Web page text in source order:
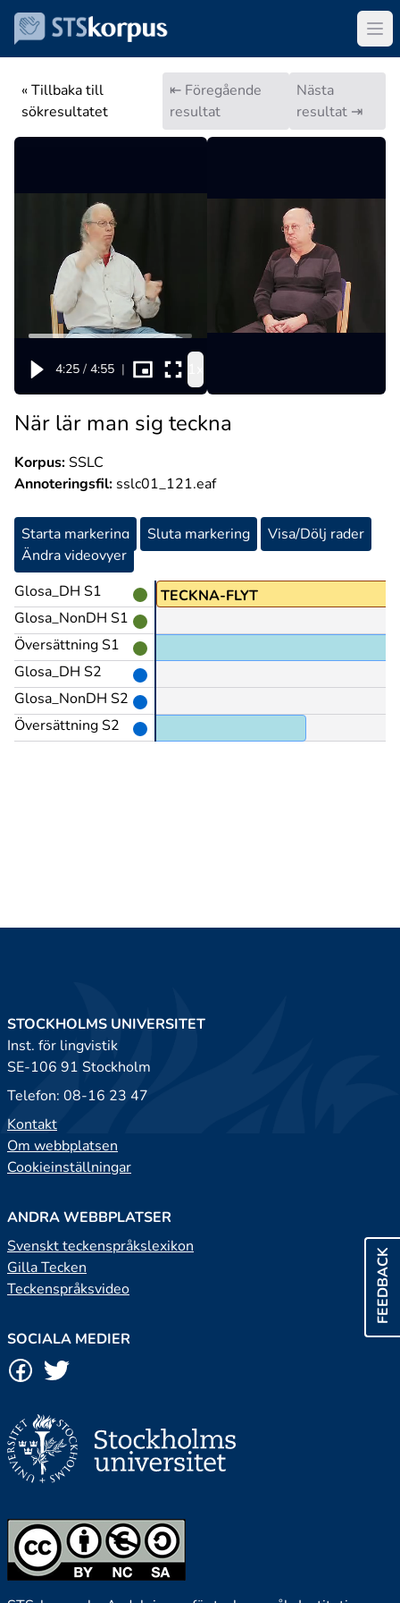
« Tillbaka till
sökresultatet
⇤ Föregående
resultat
Nästa
resultat ⇥
4:25 / 4:55 |
När lär man sig teckna
Korpus:SSLC
Annoteringsfil: sslc01_121.eaf
Starta markering Sluta markering
Visa/Dölj rader
Ändra videovyer
Glosa_DH S1
Glosa_NonDH S1
Översättning S1
Glosa_DH S2
Glosa_NonDH S2
Översättning S2
TECKNA-FLYT
FEEDBACK
STOCKHOLMS UNIVERSITET
Inst. för lingvistik
SE-106 91 Stockholm
Telefon: 08-16 23 47
Kontakt
Om webbplatsen
Cookieinställningar
ANDRA WEBBPLATSER
Svenskt teckenspråkslexikon
Gilla Tecken
Teckenspråksvideo
SOCIALA MEDIER